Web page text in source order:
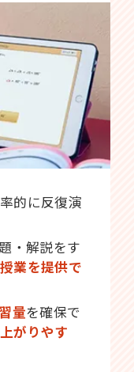
的に反復演
・解説をす
業を提供で
量を確保で
がりやす